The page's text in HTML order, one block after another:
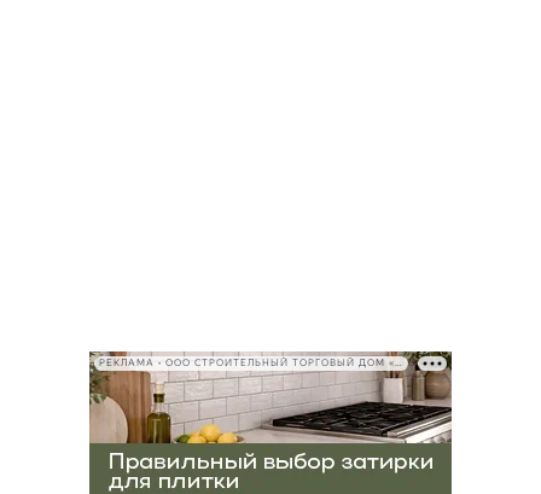
РЕКЛАМА • ООО СТРОИТЕЛЬНЫЙ ТОРГОВЫЙ ДОМ «ПЕТРОВИЧ», ИНН 7802348846